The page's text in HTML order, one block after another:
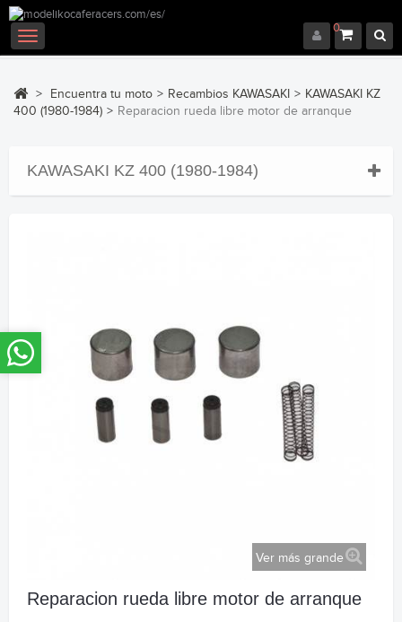
0
Navegación
Toggle
> Encuentra tu moto > Recambios KAWASAKI > KAWASAKI KZ
400 (1980-1984) > Reparacion rueda libre motor de arranque
KAWASAKI KZ 400 (1980-1984)
Ver más grande
Reparacion rueda libre motor de arranque